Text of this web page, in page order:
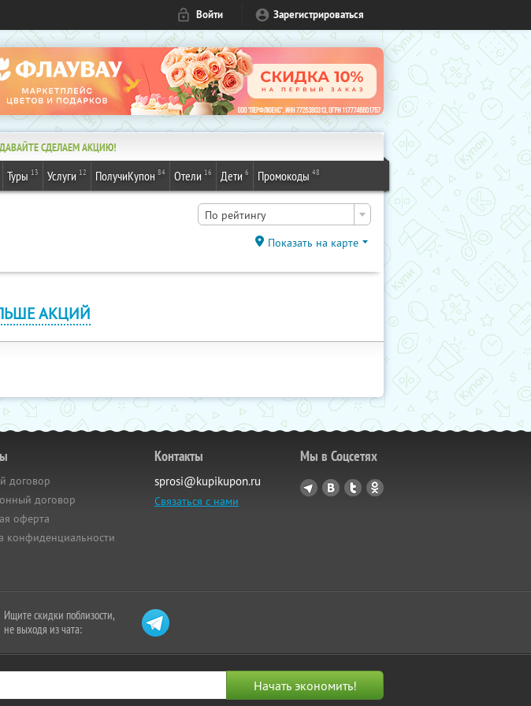
Войти Зарегистрироваться
ДАВАЙТЕ СДЕЛАЕМ АКЦИЮ!
Туры 13 Услуги 12 ПолучиКупон 84 Отели 16 Дети 6 Промокоды 48
По рейтингу
Показать на карте
АКЦИЙ
договор
договор
оферта
конфиденциальности
Контакты
sprosi@kupikupon.ru
Связаться с нами
Мы в Соцсетях
Ищите скидки поблизости,
не выходя из чата: